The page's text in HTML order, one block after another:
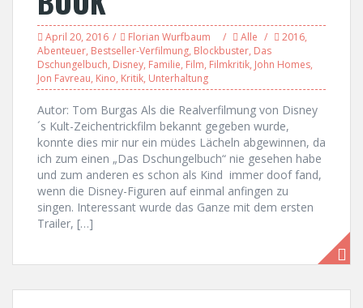
April 20, 2016 Florian Wurfbaum Alle 2016,
Abenteuer, Bestseller-Verfilmung, Blockbuster, Das
Dschungelbuch, Disney, Familie, Film, Filmkritik, John Homes,
Jon Favreau, Kino, Kritik, Unterhaltung
Autor: Tom Burgas Als die Realverfilmung von Disney
´s Kult-Zeichentrickfilm bekannt gegeben wurde,
konnte dies mir nur ein müdes Lächeln abgewinnen, da
ich zum einen „Das Dschungelbuch“ nie gesehen habe
und zum anderen es schon als Kind immer doof fand,
wenn die Disney-Figuren auf einmal anfingen zu
singen. Interessant wurde das Ganze mit dem ersten
Trailer, […]